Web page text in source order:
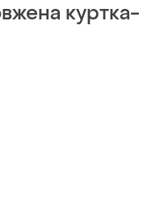
куртка-